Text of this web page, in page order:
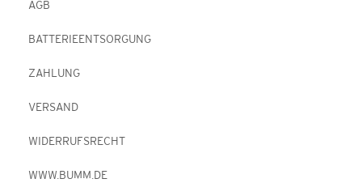
AGB
BATTERIEENTSORGUNG
ZAHLUNG
VERSAND
WIDERRUFSRECHT
WWW.BUMM.DE